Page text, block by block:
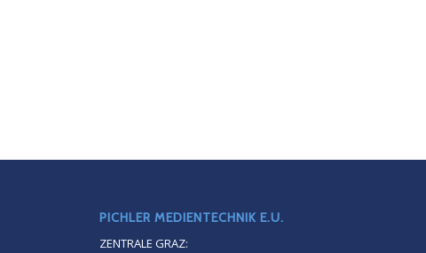
PICHLER MEDIENTECHNIK E.U.
ZENTRALE GRAZ: